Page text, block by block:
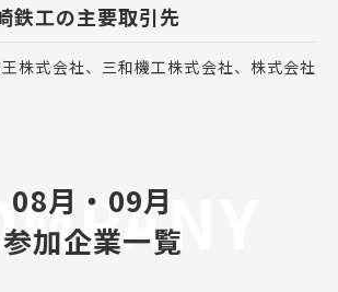
鉄工の主要取引先
株式会社、三和機工株式会社、株式会社
08月・09月
参加企業一覧